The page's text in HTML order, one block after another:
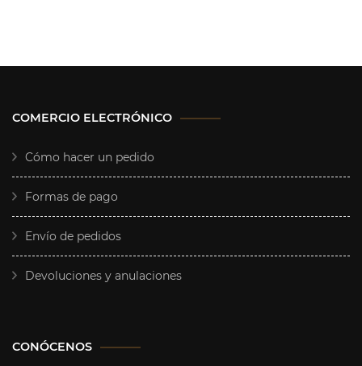
COMERCIO ELECTRÓNICO
Cómo hacer un pedido
Formas de pago
Envío de pedidos
Devoluciones y anulaciones
CONÓCENOS